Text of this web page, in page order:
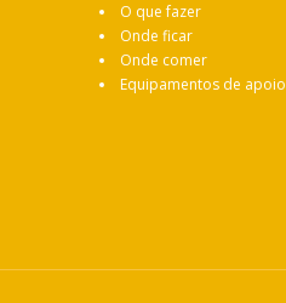
O que fazer
Onde ficar
Onde comer
Equipamentos de apoio